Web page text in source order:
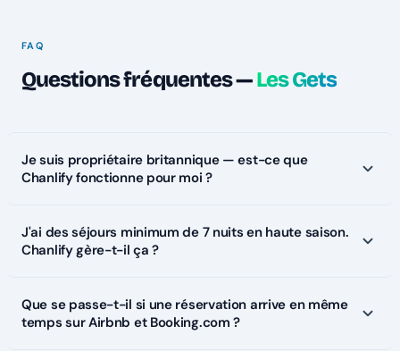
FAQ
Questions fréquentes —Les Gets
Je suis propriétaire britannique — est-ce que
Chanlify fonctionne pour moi ?
J'ai des séjours minimum de 7 nuits en haute saison.
Chanlify gère-t-il ça ?
Que se passe-t-il si une réservation arrive en même
temps sur Airbnb et Booking.com ?